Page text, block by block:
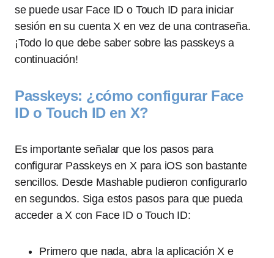
se puede usar Face ID o Touch ID para iniciar
sesión en su cuenta X en vez de una contraseña.
¡Todo lo que debe saber sobre las passkeys a
continuación!
Passkeys: ¿cómo configurar Face
ID o Touch ID en X?
Es importante señalar que los pasos para
configurar Passkeys en X para iOS son bastante
sencillos. Desde Mashable pudieron configurarlo
en segundos. Siga estos pasos para que pueda
acceder a X con Face ID o Touch ID:
Primero que nada, abra la aplicación X e